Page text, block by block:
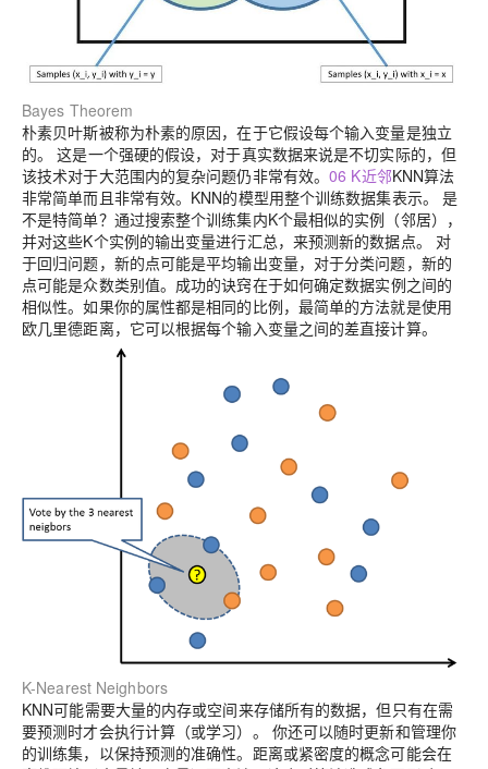
Bayes Theorem
朴素贝叶斯被称为朴素的原因，在于它假设每个输入变量是独立
的。 这是一个强硬的假设，对于真实数据来说是不切实际的，但
该技术对于大范围内的复杂问题仍非常有效。06 K近邻KNN算法
非常简单而且非常有效。KNN的模型用整个训练数据集表示。 是
不是特简单？ 通过搜索整个训练集内K个最相似的实例（邻居），
并对这些K个实例的输出变量进行汇总，来预测新的数据点。 对
于回归问题，新的点可能是平均输出变量，对于分类问题，新的
点可能是众数类别值。 成功的诀窍在于如何确定数据实例之间的
相似性。如果你的属性都是相同的比例，最简单的方法就是使用
欧几里德距离，它可以根据每个输入变量之间的差直接计算。
K-Nearest Neighbors
KNN可能需要大量的内存或空间来存储所有的数据，但只有在需
要预测时才会执行计算（或学习）。 你还可以随时更新和管理你
的训练集，以保持预测的准确性。 距离或紧密度的概念可能会在